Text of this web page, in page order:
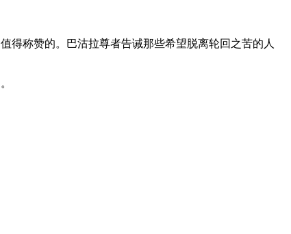
得称赞的。巴沽拉尊者告诫那些希望脱离轮回之苦的人